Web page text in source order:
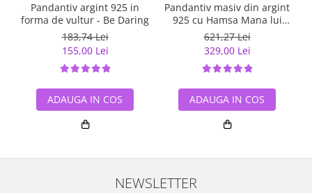
Pandantiv argint 925 in
forma de vultur - Be Daring
183,74 Lei
155,00 Lei
ADAUGA IN COS
Pandantiv masiv din argint
925 cu Hamsa Mana lui
Fatima
621,27 Lei
329,00 Lei
ADAUGA IN COS
NEWSLETTER